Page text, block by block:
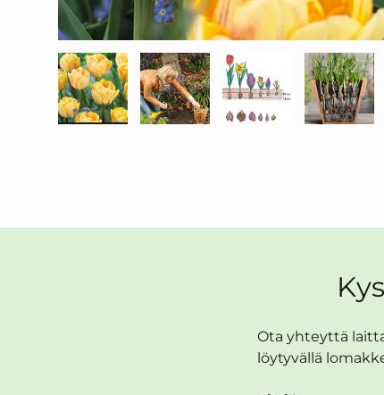
Ota yhteyttä
löytyvällä